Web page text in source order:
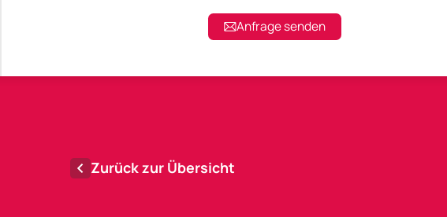
Anfrage senden
Zurück zur Übersicht